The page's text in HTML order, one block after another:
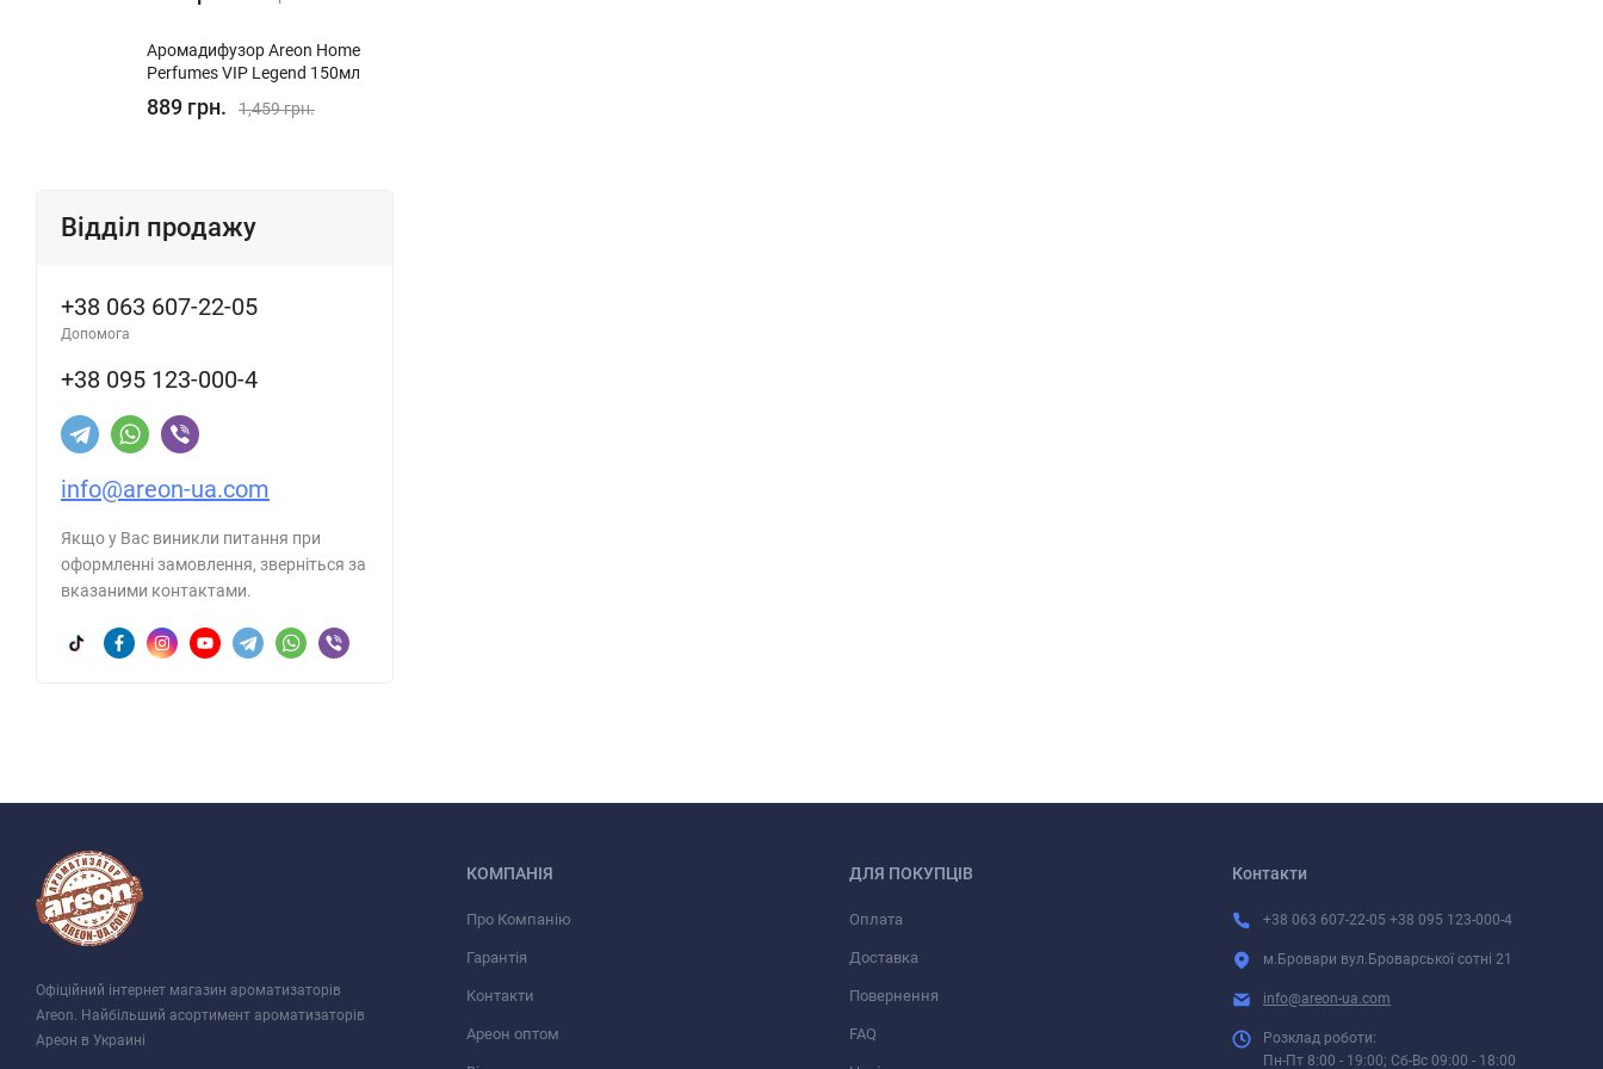
Аромадифузор Areon Home
Perfumes VIP Legend 150мл
889 грн. 1,459 грн.
Відділ продажу
+38 063 607-22-05
Допомога
+38 095 123-000-4
info@areon-ua.com
Якщо у Вас виникли питання при
оформленні замовлення, зверніться за
вказаними контактами.
Офіційний інтернет магазин ароматизаторів
Areon. Найбільший асортимент ароматизаторів
Ареон в Украині
КОМПАНІЯ
Про Компанію
Гарантія
Контакти
Ареон оптом
ДЛЯ ПОКУПЦІВ
Оплата
Доставка
Повернення
FAQ
Контакти
+38 063 607-22-05 +38 095 123-000-4
м.Бровари вул.Броварської сотні 21
info@areon-ua.com
Розклад роботи:
Пн-Пт 8:00 - 19:00; Сб-Вс 09:00 - 18:00